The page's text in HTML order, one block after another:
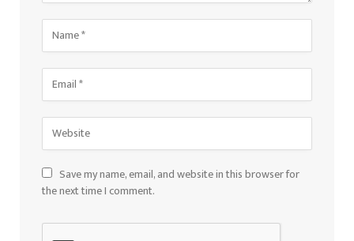
Save my name, email, and website in this browser for
the next time I comment.